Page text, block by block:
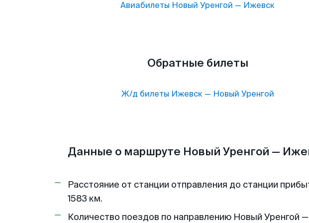
Авиабилеты Новый Уренгой — Ижевск
Обратные билеты
Ж/д билеты Ижевск— Новый Уренгой
Данные о маршруте Новый Уренгой —
Расстояние от станции отправления до станции
1583 км.
Количество поездов по направлению Новый Уренгой —